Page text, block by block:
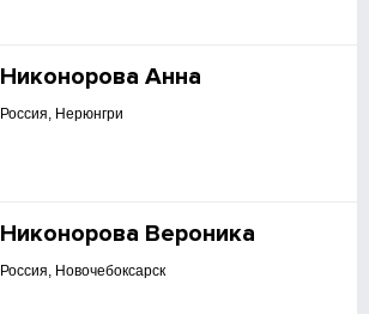
Никонорова Анна
Россия, Нерюнгри
Никонорова Вероника
Россия, Новочебоксарск